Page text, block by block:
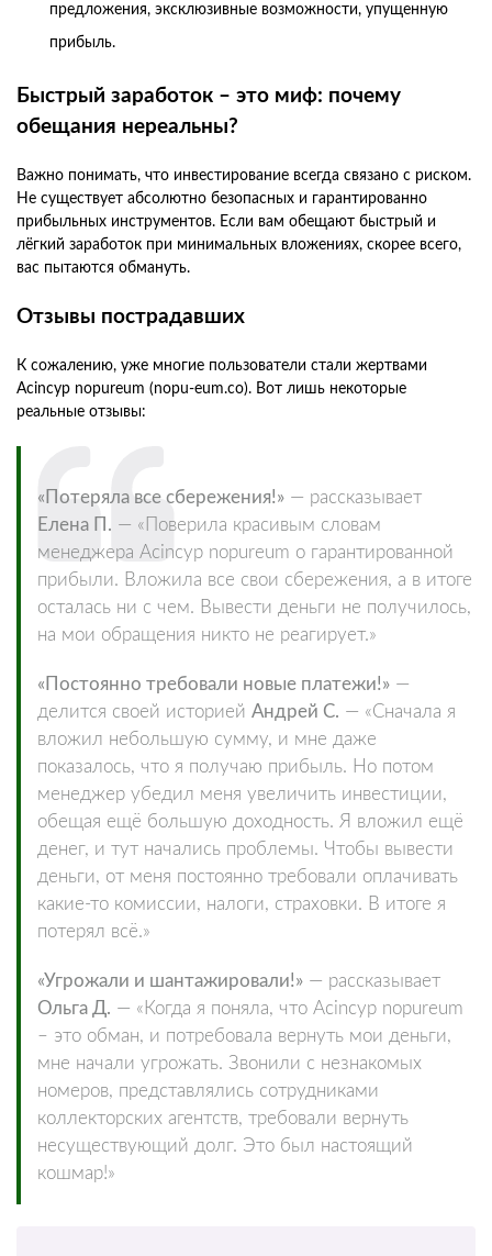
предложения, эксклюзивные возможности, упущенную
прибыль.
Быстрый заработок – это миф: почему
обещания нереальны?
Важно понимать, что инвестирование всегда связано с риском.
Не существует абсолютно безопасных и гарантированно
прибыльных инструментов. Если вам обещают быстрый и
лёгкий заработок при минимальных вложениях, скорее всего,
вас пытаются обмануть.
Отзывы пострадавших
К сожалению, уже многие пользователи стали жертвами
Acincyp nopureum (nopu-eum.co). Вот лишь некоторые
реальные отзывы:
«Потеряла все сбережения!» — рассказывает
Елена П. — «Поверила красивым словам
менеджера Acincyp nopureum о гарантированной
прибыли. Вложила все свои сбережения, а в итоге
осталась ни с чем. Вывести деньги не получилось,
на мои обращения никто не реагирует.»
«Постоянно требовали новые платежи!» —
делится своей историей Андрей С. — «Сначала я
вложил небольшую сумму, и мне даже
показалось, что я получаю прибыль. Но потом
менеджер убедил меня увеличить инвестиции,
обещая ещё большую доходность. Я вложил ещё
денег, и тут начались проблемы. Чтобы вывести
деньги, от меня постоянно требовали оплачивать
какие-то комиссии, налоги, страховки. В итоге я
потерял всё.»
«Угрожали и шантажировали!» — рассказывает
Ольга Д. — «Когда я поняла, что Acincyp nopureum
– это обман, и потребовала вернуть мои деньги,
мне начали угрожать. Звонили с незнакомых
номеров, представлялись сотрудниками
коллекторских агентств, требовали вернуть
несуществующий долг. Это был настоящий
кошмар!»